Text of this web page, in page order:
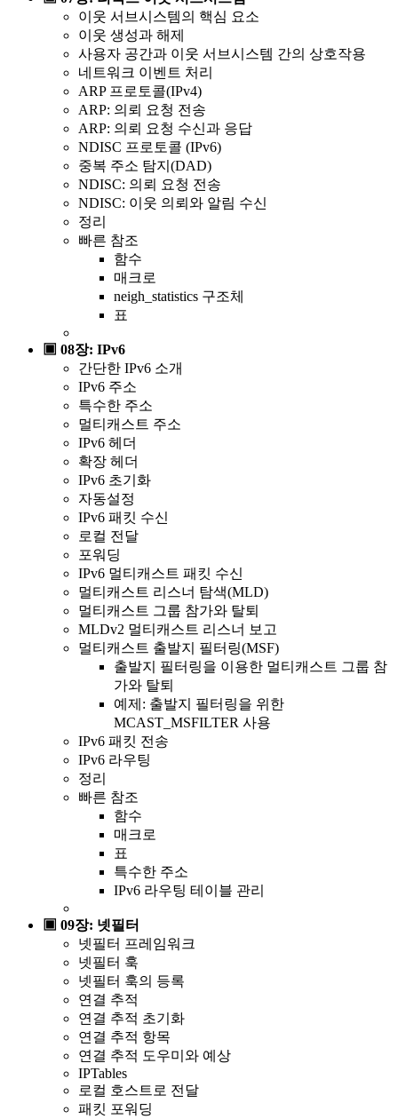
이웃 서브시스템의 핵심 요소
이웃 생성과 해제
사용자 공간과 이웃 서브시스템 간의 상호작용
네트워크 이벤트 처리
ARP 프로토콜(IPv4)
ARP: 의뢰 요청 전송
ARP: 의뢰 요청 수신과 응답
NDISC 프로토콜 (IPv6)
중복 주소 탐지(DAD)
NDISC: 의뢰 요청 전송
NDISC: 이웃 의뢰와 알림 수신
정리
빠른 참조
함수
매크로
neigh_statistics 구조체
표
▣ 08장: IPv6
간단한 IPv6 소개
IPv6 주소
특수한 주소
멀티캐스트 주소
IPv6 헤더
확장 헤더
IPv6 초기화
자동설정
IPv6 패킷 수신
로컬 전달
포워딩
IPv6 멀티캐스트 패킷 수신
멀티캐스트 리스너 탐색(MLD)
멀티캐스트 그룹 참가와 탈퇴
MLDv2 멀티캐스트 리스너 보고
멀티캐스트 출발지 필터링(MSF)
출발지 필터링을 이용한 멀티캐스트 그룹 참
가와 탈퇴
예제: 출발지 필터링을 위한
MCAST_MSFILTER 사용
IPv6 패킷 전송
IPv6 라우팅
정리
빠른 참조
함수
매크로
표
특수한 주소
IPv6 라우팅 테이블 관리
▣ 09장: 넷필터
넷필터 프레임워크
넷필터 훅
넷필터 훅의 등록
연결 추적
연결 추적 초기화
연결 추적 항목
연결 추적 도우미와 예상
IPTables
로컬 호스트로 전달
패킷 포워딩